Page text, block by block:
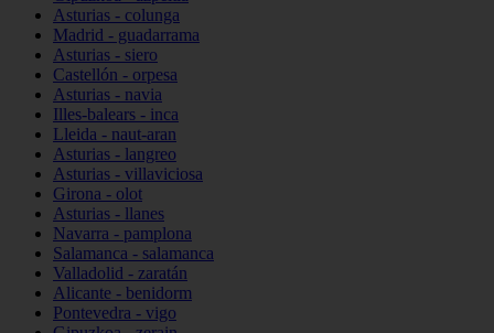
Asturias - colunga
Madrid - guadarrama
Asturias - siero
Castellón - orpesa
Asturias - navia
Illes-balears - inca
Lleida - naut-aran
Asturias - langreo
Asturias - villaviciosa
Girona - olot
Asturias - llanes
Navarra - pamplona
Salamanca - salamanca
Valladolid - zaratán
Alicante - benidorm
Pontevedra - vigo